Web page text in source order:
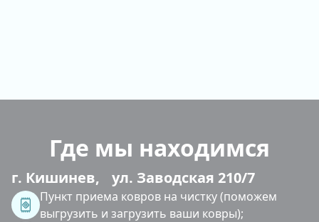
Где мы находимся
г. Кишинев, ул. Заводская 210/7
Пункт приема ковров на чистку (поможем
выгрузить и загрузить ваши ковры);